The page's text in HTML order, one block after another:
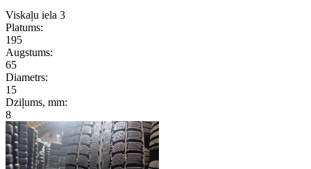
Viskaļu iela 3
Platums:
195
Augstums:
65
Diametrs:
15
Dziļums, mm:
8